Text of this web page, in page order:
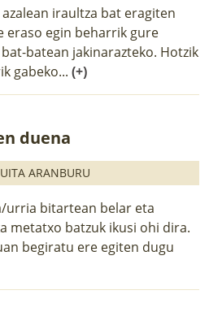
iraultza bat eragiten
eraso egin beharrik gure
batean jakinarazteko. Hotzik
gabeko... (+)
duena
ARANBURU
urria bitartean belar eta
metatxo batzuk ikusi ohi dira.
begiratu ere egiten dugu